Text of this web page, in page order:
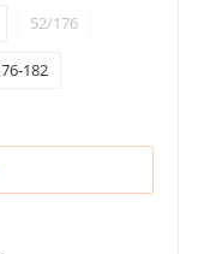
52/176
182